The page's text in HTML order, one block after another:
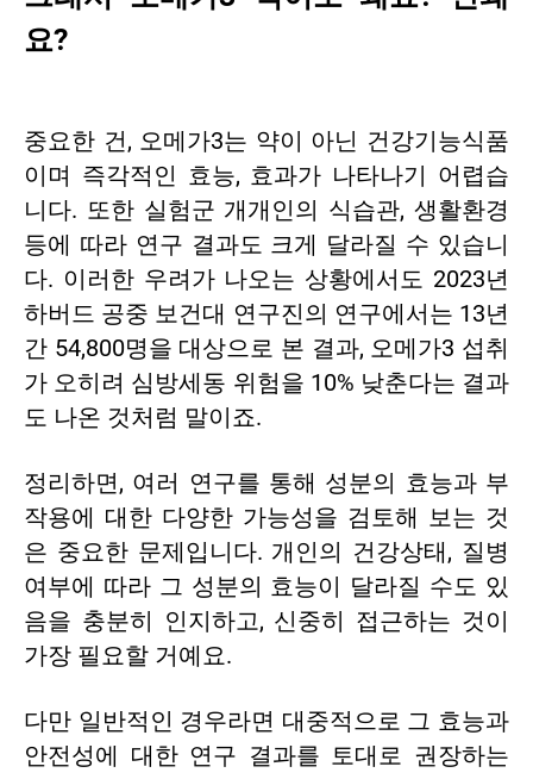
요?
중요한 건, 오메가3는 약이 아닌 건강기능식품
이며 즉각적인 효능, 효과가 나타나기 어렵습
니다. 또한 실험군 개개인의 식습관, 생활환경
등에 따라 연구 결과도 크게 달라질 수 있습니
다. 이러한 우려가 나오는 상황에서도 2023년
하버드 공중 보건대 연구진의 연구에서는 13년
간 54,800명을 대상으로 본 결과, 오메가3 섭취
가 오히려 심방세동 위험을 10% 낮춘다는 결과
도 나온 것처럼 말이죠.
정리하면, 여러 연구를 통해 성분의 효능과 부
작용에 대한 다양한 가능성을 검토해 보는 것
은 중요한 문제입니다. 개인의 건강상태 , 질병
여부에 따라 그 성분의 효능이 달라질 수도 있
음을 충분히 인지하고, 신중히 접근하는 것이
가장 필요할 거예요.
다만 일반적인 경우라면 대중적으로 그 효능과
안전성에 대한 연구 결과를 토대로 권장하는